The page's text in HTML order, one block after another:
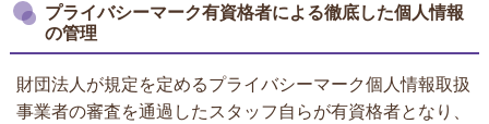
プライバシーマーク有資格者による徹底した個人情報
の管理
財団法人が規定を定めるプライバシーマーク個人情報取扱
事業者の審査を通過したスタッフ自らが有資格者となり、